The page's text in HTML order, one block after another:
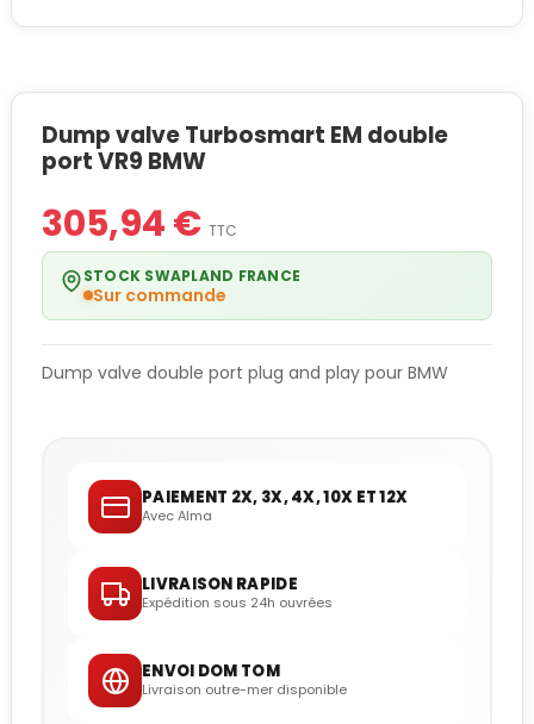
Dump valve Turbosmart EM double
port VR9 BMW
305,94 € TTC
STOCK SWAPLAND FRANCE
Sur commande
Dump valve double port plug and play pour BMW
PAIEMENT 2X, 3X, 4X, 10X ET 12X
Avec Alma
LIVRAISON RAPIDE
Expédition sous 24h ouvrées
ENVOI DOM TOM
Livraison outre-mer disponible